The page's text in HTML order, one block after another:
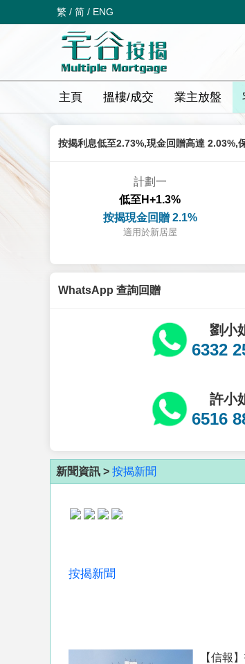
繁 / 简 / ENG
主頁 搵樓/成交 業主放盤
按揭利息低至2.73%,現金回贈高達 2.03%,
計劃一
低至H+1.3%
按揭現金回贈 2.1%
適用於新居屋
WhatsApp 查詢回贈
劉小
6332
許小
6516
新聞資訊 > 按揭新聞
按揭新聞
【信報